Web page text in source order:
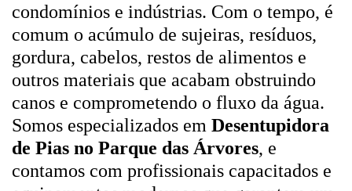
condomínios e indústrias. Com o tempo, é
comum o acúmulo de sujeiras, resíduos,
gordura, cabelos, restos de alimentos e
outros materiais que acabam obstruindo
canos e comprometendo o fluxo da água.
Somos especializados em Desentupidora
de Pias no Parque das Árvores, e
contamos com profissionais capacitados e